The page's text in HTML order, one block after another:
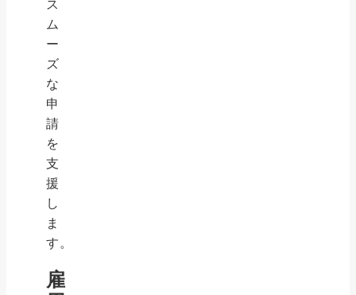
ス
ム
ー
ズ
な
申
請
を
支
援
し
ま
す。
雇